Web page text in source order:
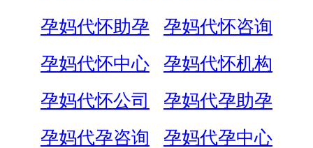
孕妈代怀助孕
孕妈代怀咨询
孕妈代怀中心
孕妈代怀机构
孕妈代怀公司
孕妈代孕助孕
孕妈代孕咨询
孕妈代孕中心